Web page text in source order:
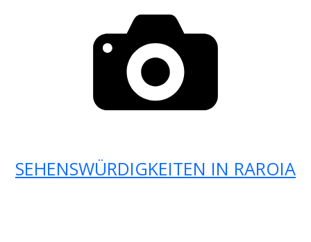
SEHENSWÜRDIGKEITEN IN RAROIA